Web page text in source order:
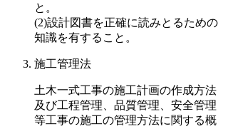
と。
(2)設計図書を正確に読みとるための
知識を有すること。
施工管理法
土木一式工事の施工計画の作成方法
及び工程管理、品質管理、安全管理
等工事の施工の管理方法に関する概